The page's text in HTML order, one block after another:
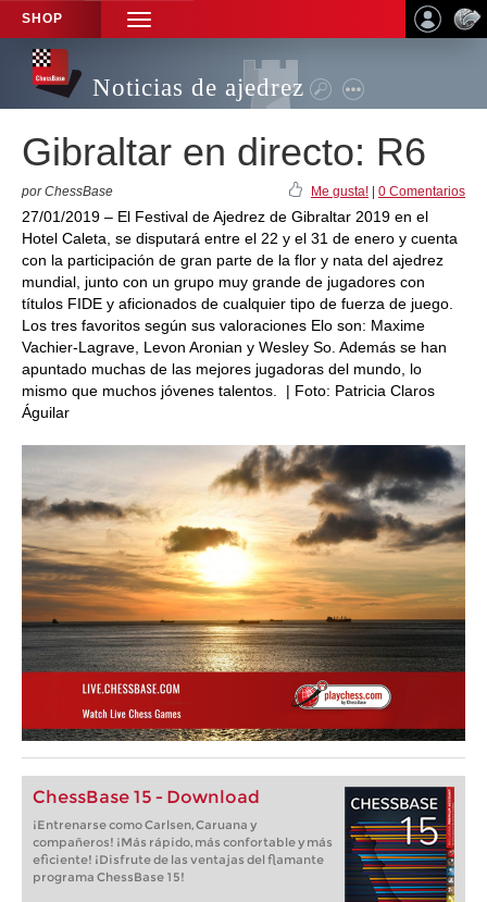
SHOP
TOGGLE
NAVIGATION
Noticias de ajedrez
Gibraltar en directo: R6
por ChessBase Me gusta! 0 Comentarios
27/01/2019 – El Festival de Ajedrez de Gibraltar 2019 en el
Hotel Caleta, se disputará entre el 22 y el 31 de enero y cuenta
con la participación de gran parte de la flor y nata del ajedrez
mundial, junto con un grupo muy grande de jugadores con
títulos FIDE y aficionados de cualquier tipo de fuerza de juego.
Los tres favoritos según sus valoraciones Elo son: Maxime
Vachier-Lagrave, Levon Aronian y Wesley So. Además se han
apuntado muchas de las mejores jugadoras del mundo, lo
mismo que muchos jóvenes talentos. | Foto: Patricia Claros
Águilar
ChessBase 15 - Download
¡Entrenarse como Carlsen, Caruana y
compañeros! ¡Más rápido, más confortable y más
eficiente! ¡Disfrute de las ventajas del flamante
programa ChessBase 15!